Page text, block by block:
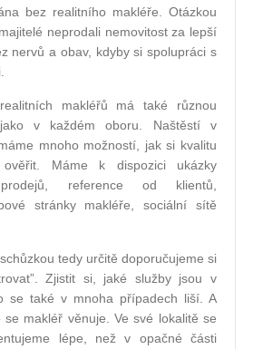
bez realitního makléře.
Otázkou
é neprodali nemovitost za lepší
nervů a obav, kdyby si spolupráci s
makléřů má také různou
v každém oboru. Naštěstí v
mnoho možností, jak si kvalitu
Máme k dispozici ukázky
prodejů, reference od klientů,
é stránky makléře, sociální sítě
schůzkou tedy určitě doporučujeme si
Zjistit si, jaké služby jsou v
se také v mnoha případech liší. A
se makléř věnuje. Ve své lokalitě se
lépe, nežv opačné části